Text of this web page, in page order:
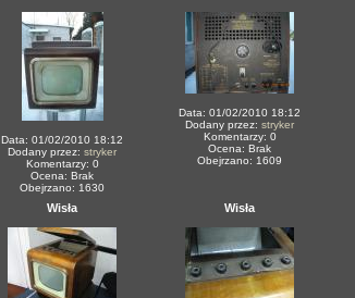
Data: 01/02/2010 18:12
Dodany przez: stryker
Komentarzy: 0
Ocena: Brak
Obejrzano: 1630
Data: 01/02/2010 18:12
Dodany przez: stryker
Komentarzy: 0
Ocena: Brak
Obejrzano: 1609
Wisła Wisła